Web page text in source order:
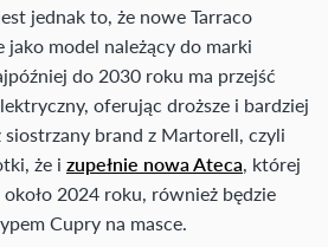
jednak to, że nowe Tarraco
model należący do marki
do 2030 roku ma przejść
oferując droższe i bardziej
brand z Martorell, czyli
że i zupełnie nowa Ateca, której
2024 roku, również będzie
Cupry na masce.